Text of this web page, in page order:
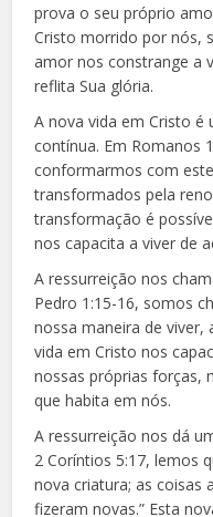
prova o seu próprio
Cristo morrido por nós,
amor nos constrange a
reflita Sua glória.
A nova vida em Cristo
contínua. Em Romanos
conformarmos com
transformados pela
transformação é
nos capacita a viver de
A ressurreição nos
Pedro 1:15-16, somos
nossa maneira de viver,
vida em Cristo nos
nossas próprias forças,
que habita em nós.
A ressurreição nos dá
2 Coríntios 5:17, lemos
nova criatura; as coisas
fizeram novas.” Esta